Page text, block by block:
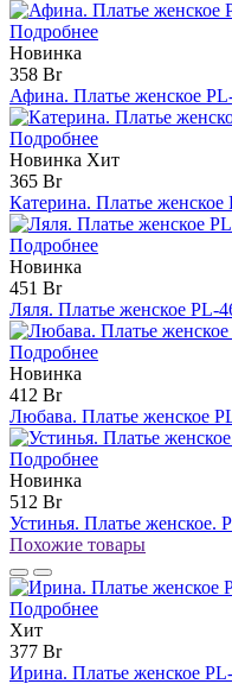
Подробнее
Новинка
358 Br
Афина. Платье женское
Подробнее
Новинка Хит
365 Br
Катерина. Платье женское
Подробнее
Новинка
451 Br
Ляля. Платье женское PL-
Подробнее
Новинка
412 Br
Любава. Платье женское
Подробнее
Новинка
512 Br
Устинья. Платье женское.
Похожие товары
Подробнее
Хит
377 Br
Ирина. Платье женское